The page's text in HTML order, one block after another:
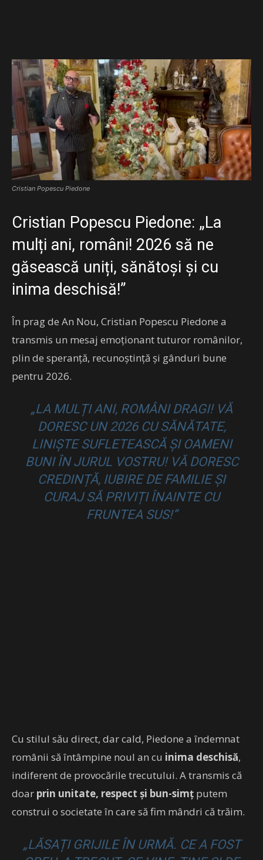
Cristian Popescu Piedone
Cristian Popescu Piedone: „La
mulți ani, români! 2026 să ne
găsească uniți, sănătoși și cu
inima deschisă!”
În prag de An Nou, Cristian Popescu Piedone a
transmis un mesaj emoționant tuturor românilor,
plin de speranță, recunoștință și gânduri bune
pentru 2026.
„LA MULȚI ANI, ROMÂNI DRAGI! VĂ
DORESC UN 2026 CU SĂNĂTATE,
LINIȘTE SUFLETEASCĂ ȘI OAMENI
BUNI ÎN JURUL VOSTRU! VĂ DORESC
CREDINȚĂ, IUBIRE DE FAMILIE ȘI
CURAJ SĂ PRIVIȚI ÎNAINTE CU
FRUNTEA SUS!”
Cu stilul său direct, dar cald, Piedone a îndemnat
românii să întâmpine noul an cu inima deschisă,
indiferent de provocările trecutului. A transmis că
doar prin unitate, respect și bun-simț putem
construi o societate în care să fim mândri că trăim.
„LĂSAȚI GRIJILE ÎN URMĂ. CE A FOST